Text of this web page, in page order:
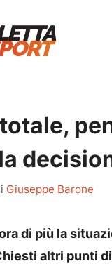
Giuseppe Barone
di più la
altri punti